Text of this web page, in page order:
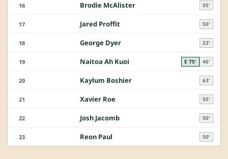
16 Brodie McAlister 55'
17 Jared Proffit 50'
18 George Dyer 23'
19 Naitoa Ah Kuoi E 75' 46'
20 Kaylum Boshier 63'
21 Xavier Roe 55'
22 Josh Jacomb 50'
23 Reon Paul 50'